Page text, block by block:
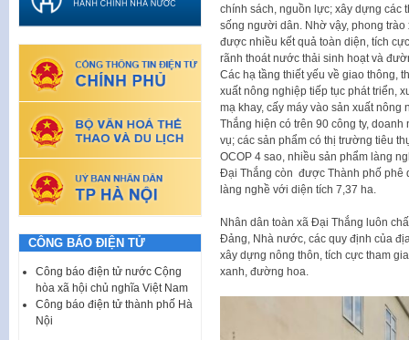
chính sách, nguồn lực; xây dựng các
sống người dân. Nhờ vậy, phong
được nhiều kết quả toàn diện, tích
rãnh thoát nước thải sinh hoạt và
Các hạ tầng thiết yếu về giao thông,
xuất nông nghiệp tiếp tục phát triển,
mạ khay, cấy máy vào sản xuất
Thắng hiện có trên 90 công ty,
vụ; các sản phẩm có thị trường tiêu
OCOP 4 sao, nhiều sản phẩm làng
Đại Thắng còn được Thành phố phê
làng nghề với diện tích 7,37 ha.
Nhân dân toàn xã Đại Thắng luôn
Đảng, Nhà nước, các quy định của
xây dựng nông thôn, tích cực tham
xanh, đường hoa.
CÔNG BÁO ĐIỆN TỬ
Công báo điện tử nước Cộng
hòa xã hội chủ nghĩa Việt Nam
Công báo điện tử thành phố Hà
Nội